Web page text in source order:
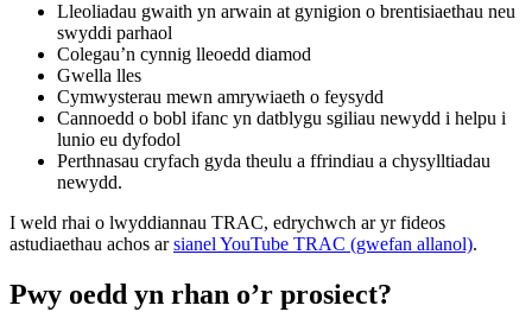
Lleoliadau gwaith yn arwain at gynigion o brentisiaethau neu
swyddi parhaol
Colegau’n cynnig lleoedd diamod
Gwella lles
Cymwysterau mewn amrywiaeth o feysydd
Cannoedd o bobl ifanc yn datblygu sgiliau newydd i helpu i
lunio eu dyfodol
Perthnasau cryfach gyda theulu a ffrindiau a chysylltiadau
newydd.
I weld rhai o lwyddiannau TRAC, edrychwch ar yr fideos
astudiaethau achos arsianel YouTube TRAC (gwefan allanol).
Pwy oedd yn rhan o’r prosiect?